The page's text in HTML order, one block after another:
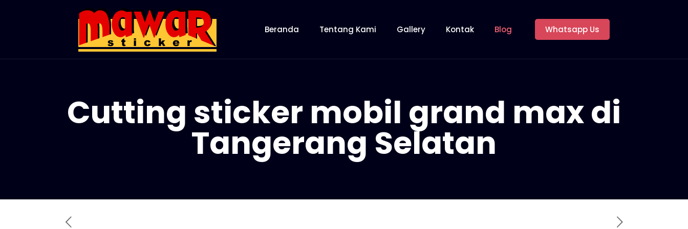
Beranda Tentang Kami Gallery Kontak Blog Whatsapp Us
Cutting sticker mobil grand max di
Tangerang Selatan